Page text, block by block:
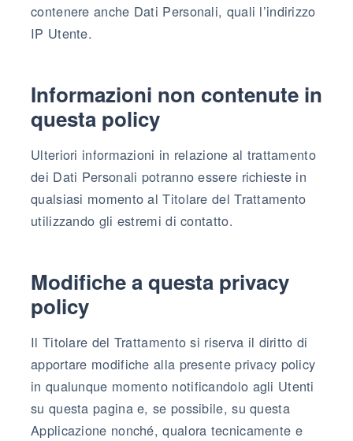
contenere anche Dati Personali, quali l’indirizzo
IP Utente.
Informazioni non contenute in
questa policy
Ulteriori informazioni in relazione al trattamento
dei Dati Personali potranno essere richieste in
qualsiasi momento al Titolare del Trattamento
utilizzando gli estremi di contatto.
Modifiche a questa privacy
policy
Il Titolare del Trattamento si riserva il diritto di
apportare modifiche alla presente privacy policy
in qualunque momento notificandolo agli Utenti
su questa pagina e, se possibile, su questa
Applicazione nonché, qualora tecnicamente e